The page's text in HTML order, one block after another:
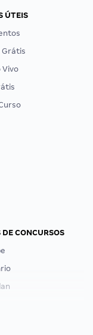
ÚTEIS
Grátis
Vivo
DE CONCURSOS